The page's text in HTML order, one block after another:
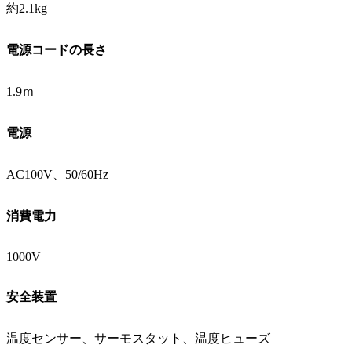
約2.1kg
電源コードの長さ
1.9ｍ
電源
AC100V、50/60Hz
消費電力
1000V
安全装置
温度センサー、サーモスタット、温度ヒューズ